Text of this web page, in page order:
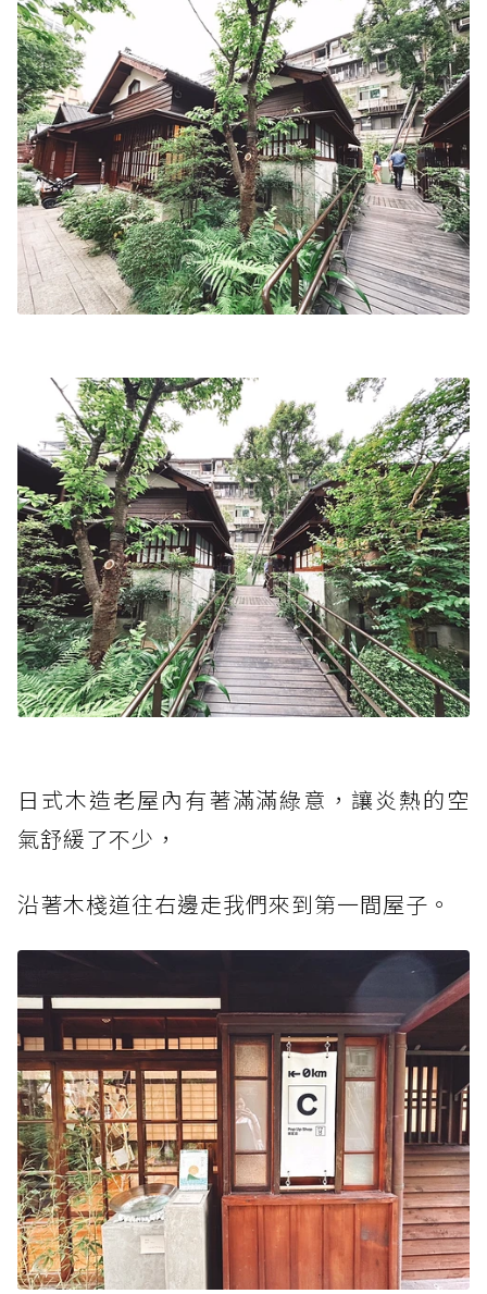
日式木造老屋內有著滿滿綠意，讓炎熱的空
氣舒緩了不少，
沿著木棧道往右邊走我們來到第一間屋子。